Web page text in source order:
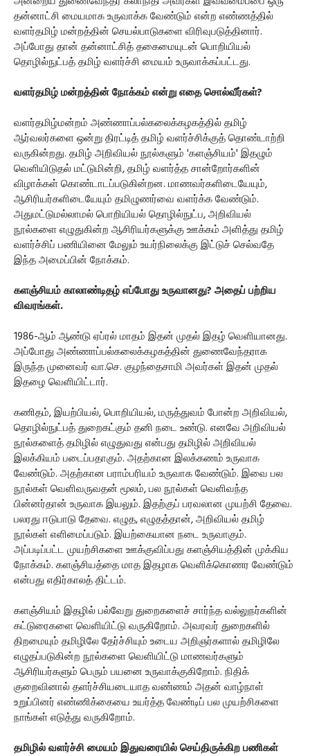
தன்னாட்சி மையமாக உருவாக்க வேண்டும் என்ற எண்ணத்தில்
வளர்தமிழ் மன்றத்தின் செயல்பாடுகளை விரிவுபடுத்தினார்.
அப்போது தான் தன்னாட்சித் தகைமையுடன் பொறியியல்
தொழில்நுட்பத் தமிழ் வளர்ச்சி மையம் உருவாக்கப்பட்டது.
வளர்தமிழ் மன்றத்தின் நோக்கம் என்று எதை சொல்வீர்கள்?
வளர்தமிழ்மன்றம் அண்ணாப்பல்கலைக்கழகத்தில் தமிழ்
ஆர்வலர்களை ஒன்று திரட்டித் தமிழ் வளர்ச்சிக்குத் தொண்டாற்றி
வருகின்றது. தமிழ் அறிவியல் நூல்களும் 'களஞ்சியம்' இதழும்
வெளியிடுதல் மட்டுமின்றி, தமிழ் வளர்த்த சான்றோர்களின்
விழாக்கள் கொண்டாடப்படுகின்றன. மாணவர்களிடையேயும்,
ஆசிரியர்களிடையேயும் தமிழுணர்வை வளர்க்க வேண்டும்.
அதுமட்டுமல்லாமல் பொறியியல் தொழில்நுட்ப, அறிவியல்
நூல்களை எழுதுகின்ற ஆசிரியர்களுக்கு ஊக்கம் அளித்து தமிழ்
வளர்ச்சிப் பணியினை மேலும் உயர்நிலைக்கு இட்டுச் செல்வதே
இந்த அமைப்பின் நோக்கம்.
களஞ்சியம் காலாண்டிதழ் எப்போது உருவானது? அதைப் பற்றிய
விவரங்கள்.
1986-ஆம் ஆண்டு ஏப்ரல் மாதம் இதன் முதல் இதழ் வெளியானது.
அப்போது அண்ணாப்பல்கலைக்கழகத்தின் துணைவேந்தராக
இருந்த முனைவர் வா.செ. குழந்தைசாமி அவர்கள் இதன் முதல்
இதழை வெளியிட்டார்.
கணிதம், இயற்பியல், பொறியியல், மருத்துவம் போன்ற அறிவியல்,
தொழில்நுட்பத் துறைகட்கும் தனி நடை உண்டு. எனவே அறிவியல்
நூல்களைத் தமிழில் எழுதுவது என்பது தமிழில் அறிவியல்
இலக்கியம் படைப்பதாகும். அதற்கான இலக்கணம் உருவாக
வேண்டும். அதற்கான பராம்பரியம் உருவாக வேண்டும். இவை பல
நூல்கள் வெளிவருவதன் மூலம், பல நூல்கள் வெளிவந்த
பின்னர்தான் உருவாக இயலும். இதற்குப் பரவலான முயற்சி தேவை.
பலரது ஈடுபாடு தேவை. எழுத, எழுதத்தான், அறிவியல் தமிழ்
நூல்கள் எளிமைப்படும். இயற்கையான நடை உருவாகும்.
அப்படிப்பட்ட முயற்சிகளை ஊக்குவிப்பது களஞ்சியத்தின் முக்கிய
நோக்கம். களஞ்சியத்தை மாத இதழாக வெளிக்கொணர வேண்டும்
என்பது எதிர்காலத் திட்டம்.
களஞ்சியம் இதழில் பல்வேறு துறைகளைச் சார்ந்த வல்லுநர்களின்
கட்டுரைகளை வெளியிட்டு வருகிறோம். அவரவர் துறைகளில்
திறமையும் தமிழிலே தேர்ச்சியும் உடைய அறிஞர்களால் தமிழிலே
எழுதப்படுகின்ற நூல்களை வெளியிட்டு மாணவர்களும்
ஆசிரியர்களும் பெரும் பயனை உருவாக்குகிறோம். நிதிக்
குறைவினால் தளர்ச்சியடையாத வண்ணம் அதன் வாழ்நாள்
உறுப்பினர் எண்ணிக்கையை உயர்த்த வேண்டிப் பல முயற்சிகளை
நாங்கள் எடுத்து வருகிறோம்.
தமிழில் வளர்ச்சி மையம் இதுவரையில் செய்திருக்கிற பணிகள்